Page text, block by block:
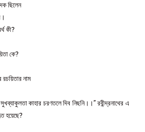
ছিলেন
কী?
কে?
রচয়িতার নাম
কাহার চরণতলে দিব নিছনি।।” রবীন্দ্রনাথের এ
হয়েছে?